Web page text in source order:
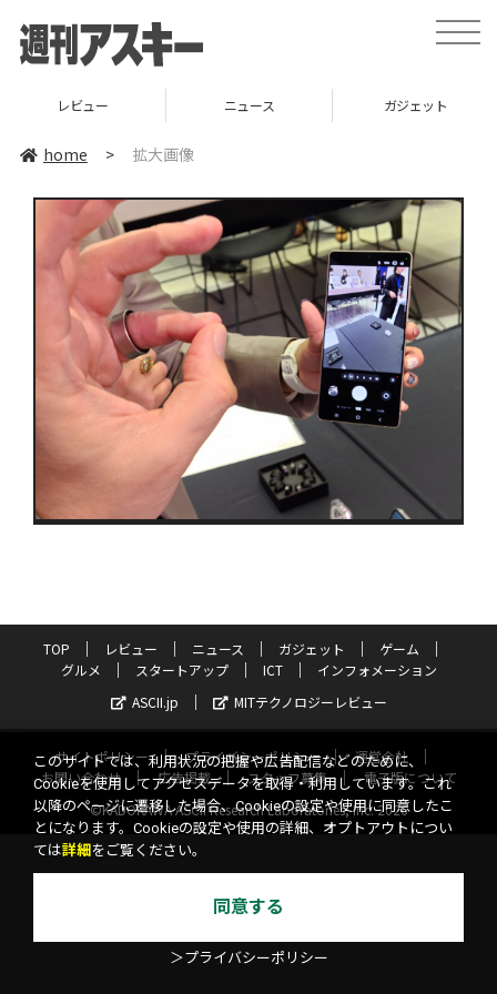
toggle
レビュー ニュース ガジェット
home > 拡大画像
TOP レビュー ニュース ガジェット
ゲーム
グルメ
スタートアップ ICT
インフォメーション
ASCII.jp
MITテクノロジーレビュー
サイトポリシー プライバシーポリシー
運営会社
お問い合わせ
広告掲載 スタッフ募集
電子版について
©KADOKAWA ASCII Research Laboratories, Inc. 2026
このサイトでは、利用状況の把握や広告配信などのために、
Cookieを使用してアクセスデータを取得・利用しています。これ
以降のページに遷移した場合、Cookieの設定や使用に同意したこ
とになります。Cookieの設定や使用の詳細、オプトアウトについ
ては詳細 をご覧ください。
同意する
＞プライバシーポリシー